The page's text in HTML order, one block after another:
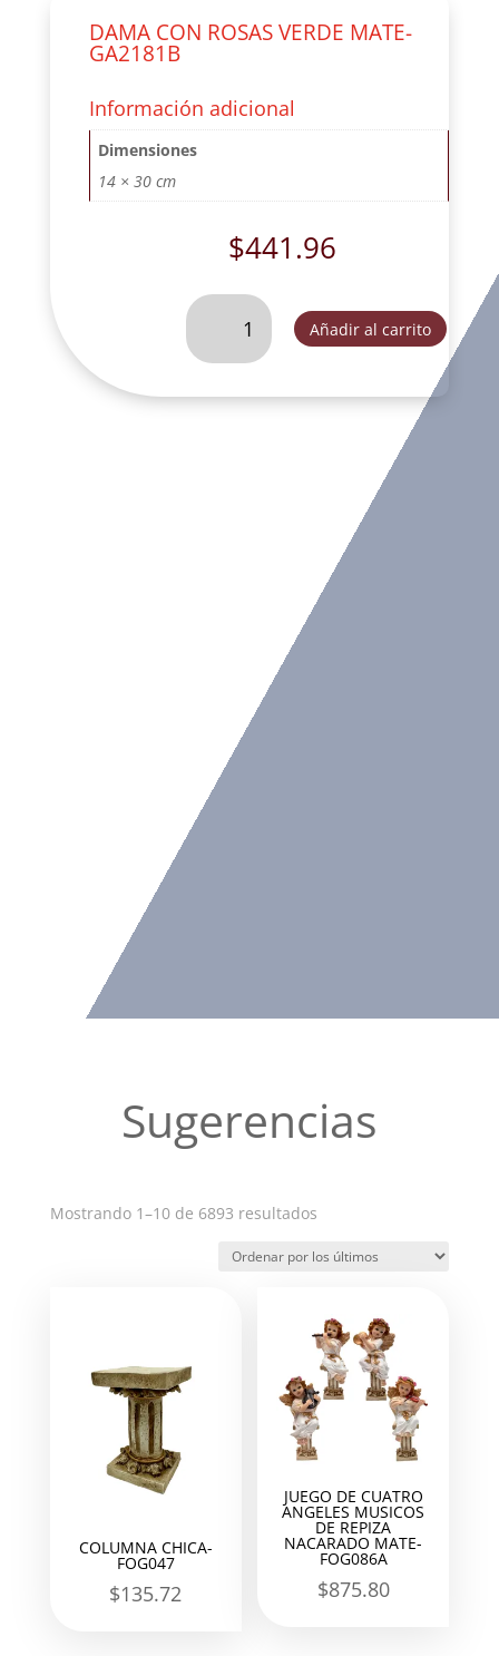
DAMA CON ROSAS VERDE MATE-
GA2181B
Información adicional
Dimensiones
14 × 30 cm
$441.96
DAMA
ROSAS
MATE-
Añadir al carrito
Sugerencias
Mostrando 1–10 de 6893 resultadosOrdenado
los
COLUMNA CHICA-
FOG047
$135.72
JUEGO DE CUATRO
ANGELES MUSICOS
DE REPIZA
NACARADO MATE-
FOG086A
$875.80